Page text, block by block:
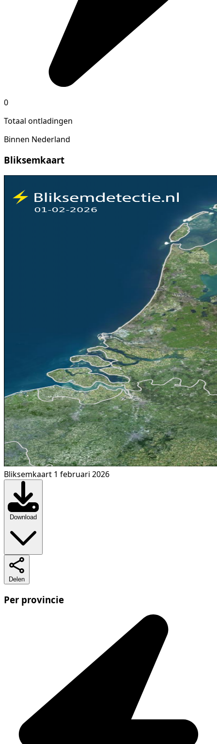
0
Totaal ontladingen
Binnen Nederland
Bliksemkaart
Bliksemkaart 1 februari 2026
Download
Delen
Per provincie